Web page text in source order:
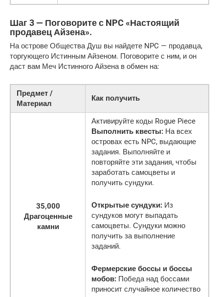
Шаг 3 — Поговорите с NPC «Настоящий
продавец Айзена».
На острове Общества Душ вы найдете NPC — продавца,
торгующего Истинным Айзеном. Поговорите с ним, и он
даст вам Меч Истинного Айзена в обмен на:
Предмет /
Материал
Как получить
35,000
Драгоценные
камни
Активируйте коды Rogue Piece
Выполнить квесты: На всех
островах есть NPC, выдающие
задания. Выполняйте и
повторяйте эти задания, чтобы
заработать самоцветы и
получить сундуки.
Открытые сундуки: Из
сундуков могут выпадать
самоцветы. Сундуки можно
получить за выполнение
заданий.
Фермерские боссы и боссы
мобов: Победа над боссами
приносит случайное количество